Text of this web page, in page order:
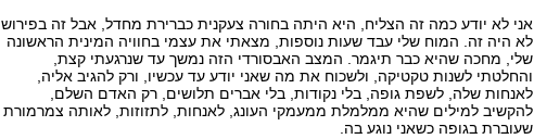
אני לא יודע כמה זה הצליח, היא היתה בחורה צעקנית כברירת מחדל, אבל זה בפירוש
לא היה זה. המוח שלי עבד שעות נוספות, מצאתי את עצמי בחוויה המינית הראשונה
שלי, מחכה שהיא כבר תיגמר. המצב האבסורדי הזה נמשך עד שנרגעתי קצת,
והחלטתי לשנות טקטיקה, ולשכוח את מה שאני יודע עד עכשיו, ורק להגיב אליה,
לאנחות שלה, לשפת גופה, בלי נקודות, בלי אברים תלושים, רק האדם השלם,
להקשיב למילים שהיא ממלמלת ממעמקי העונג, לאנחות, לתזוזות, לאותה צמרמורת
שעוברת בגופה כשאני נוגע בה.